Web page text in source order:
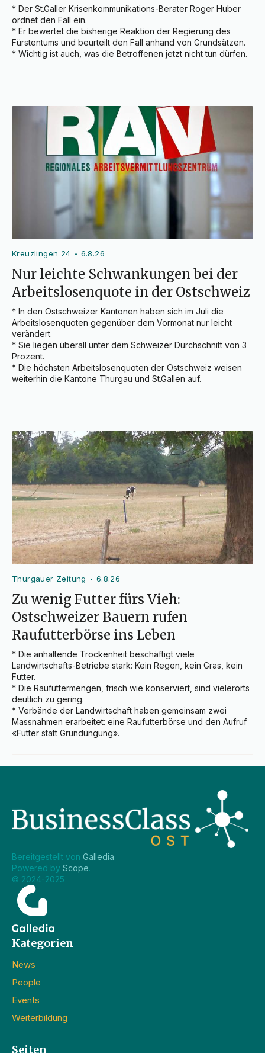
* Der St.Galler Krisenkommunikations-Berater Roger Huber
ordnet den Fall ein.
* Er bewertet die bisherige Reaktion der Regierung des
Fürstentums und beurteilt den Fall anhand von Grundsätzen.
* Wichtig ist auch, was die Betroffenen jetzt nicht tun dürfen.
Kreuzlingen 24 • 6.8.26
Nur leichte Schwankungen bei der
Arbeitslosenquote in der Ostschweiz
* In den Ostschweizer Kantonen haben sich im Juli die
Arbeitslosenquoten gegenüber dem Vormonat nur leicht
verändert.
* Sie liegen überall unter dem Schweizer Durchschnitt von 3
Prozent.
* Die höchsten Arbeitslosenquoten der Ostschweiz weisen
weiterhin die Kantone Thurgau und St.Gallen auf.
Thurgauer Zeitung • 6.8.26
Zu wenig Futter fürs Vieh:
Ostschweizer Bauern rufen
Raufutterbörse ins Leben
* Die anhaltende Trockenheit beschäftigt viele
Landwirtschafts-Betriebe stark: Kein Regen, kein Gras, kein
Futter.
* Die Raufuttermengen, frisch wie konserviert, sind vielerorts
deutlich zu gering.
* Verbände der Landwirtschaft haben gemeinsam zwei
Massnahmen erarbeitet: eine Raufutterbörse und den Aufruf
«Futter statt Gründüngung».
Bereitgestellt von Galledia.
Powered by Scope.
© 2024-2025
Kategorien
News
People
Events
Weiterbildung
Seiten